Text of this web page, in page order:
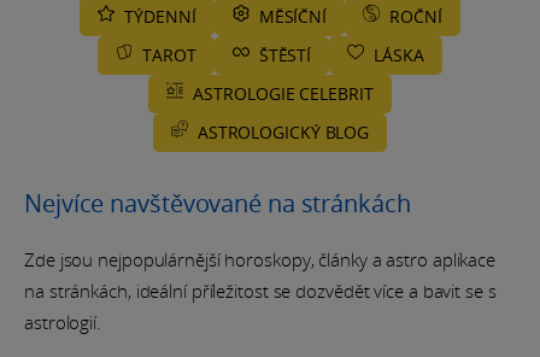
TÝDENNÍ
MĚSÍČNÍ
ROČNÍ
TAROT
ŠTĚSTÍ
LÁSKA
ASTROLOGIE CELEBRIT
ASTROLOGICKÝ BLOG
Nejvíce navštěvované na stránkách
Zde jsou nejpopulárnější horoskopy, články a astro aplikace
na stránkách, ideální příležitost se dozvědět více a bavit se s
astrologií.